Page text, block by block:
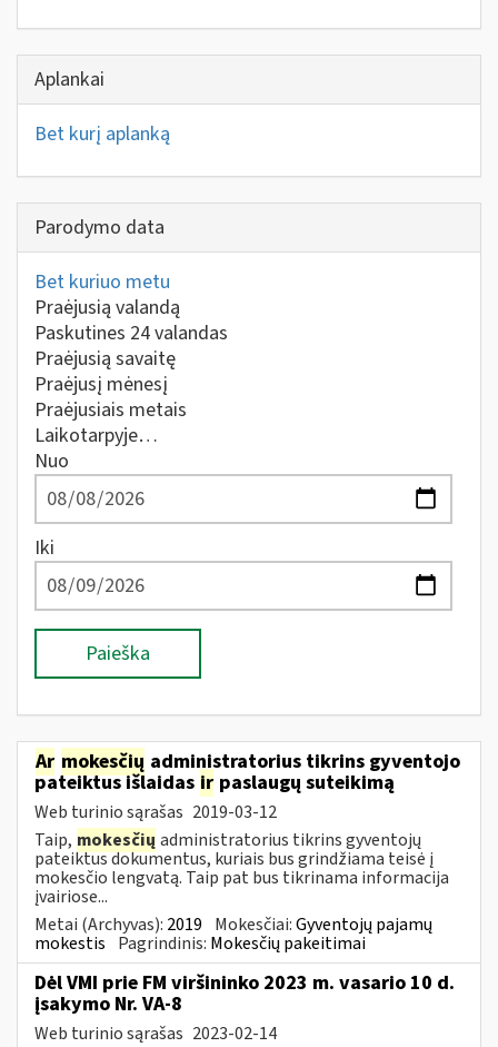
Aplankai
Bet kurį aplanką
Parodymo data
Bet kuriuo metu
Praėjusią valandą
Paskutines 24 valandas
Praėjusią savaitę
Praėjusį mėnesį
Praėjusiais metais
Laikotarpyje…
Nuo
Iki
Paieška
Ar mokesčių administratorius tikrins gyventojo
pateiktus išlaidas ir paslaugų suteikimą
Web turinio sąrašas 2019-03-12
Taip, mokesčių administratorius tikrins gyventojų
pateiktus dokumentus, kuriais bus grindžiama teisė į
mokesčio lengvatą. Taip pat bus tikrinama informacija
įvairiose...
Metai (Archyvas): 2019 Mokesčiai:Gyventojų pajamų
mokestis Pagrindinis: Mokesčių pakeitimai
Dėl VMI prie FM viršininko 2023 m. vasario 10 d.
įsakymo Nr. VA-8
Web turinio sąrašas 2023-02-14